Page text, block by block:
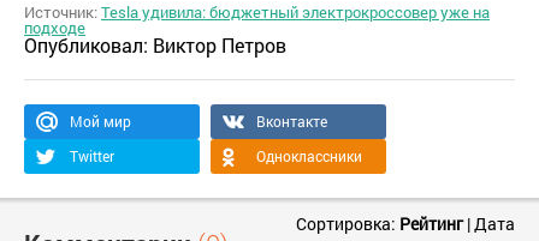
Источник:Tesla удивила: бюджетный электрокроссовер уже на
подходе
Опубликовал: Виктор Петров
Мой мир
Вконтакте
Twitter
Одноклассники
Сортировка: Рейтинг|Дата